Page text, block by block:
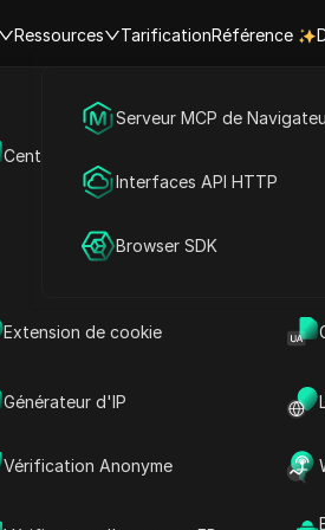
Marketing des médias sociaux
Publicité
Partage de compte
Ressources
Centre d'aide
Extension de cookie
Générateur d'IP
Vérification Anonyme
TarificationRéférence
Serveur MCP de
Interfaces API HTTP
Browser SDK
de
pays/
les
en France :